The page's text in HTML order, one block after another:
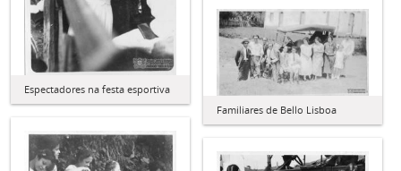
Espectadores na festa esportiva
Familiares de Bello Lisboa